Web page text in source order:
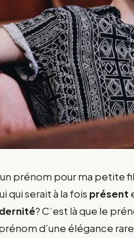
un prénom pour ma petite
qui serait à la fois présent
? C’est là que le
d’une élégance